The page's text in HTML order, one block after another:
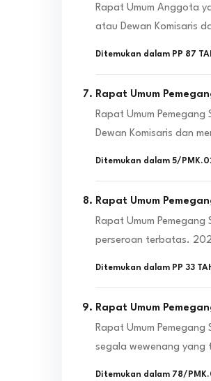
Rapat Umum Anggota
atau Dewan Komisaris
Ditemukan dalam PP 87
Rapat Umum
Rapat Umum
Dewan Komisaris dan
Ditemukan dalam 5/
Rapat Umum
Rapat Umum
perseroan terbatas.
Ditemukan dalam PP 33
Rapat Umum
Rapat Umum
segala wewenang yang
Ditemukan dalam 78/